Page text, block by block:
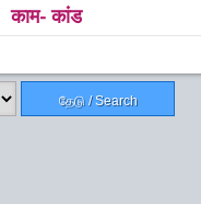
काम- कांड
தேடு / Search